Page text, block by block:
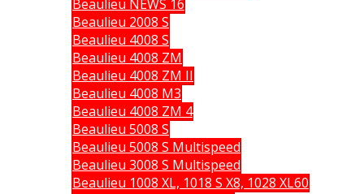
Beaulieu NEWS 16
Beaulieu 2008 S
Beaulieu 4008 S
Beaulieu 4008 ZM
Beaulieu 4008 ZM II
Beaulieu 4008 M3
Beaulieu 4008 ZM 4
Beaulieu 5008 S
Beaulieu 5008 S Multispeed
Beaulieu 3008 S Multispeed
Beaulieu 1008 XL, 1018 S X8, 1028 XL60